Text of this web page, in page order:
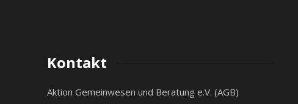
Kontakt
Aktion Gemeinwesen und Beratung e.V. (AGB)